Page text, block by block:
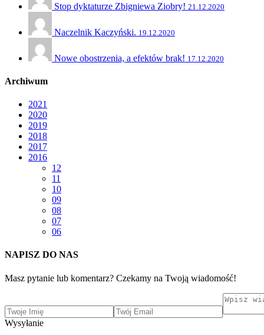
Stop dyktaturze Zbigniewa Ziobry! 21.12.2020
Naczelnik Kaczyński. 19.12.2020
Nowe obostrzenia, a efektów brak! 17.12.2020
Archiwum
2021
2020
2019
2018
2017
2016
12
11
10
09
08
07
06
NAPISZ DO NAS
Masz pytanie lub komentarz? Czekamy na Twoją wiadomość!
Wysyłanie